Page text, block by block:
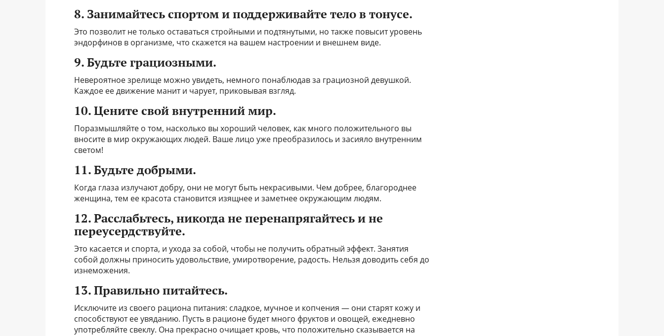
8. Занимайтесь спортом и поддерживайте тело в тонусе.
Это позволит не только оставаться стройными и подтянутыми, но также повысит уровень
эндорфинов в организме, что скажется на вашем настроении и внешнем виде.
9. Будьте грациозными.
Невероятное зрелище можно увидеть, немного понаблюдав за грациозной девушкой.
Каждое ее движение манит и чарует, приковывая взгляд.
10. Цените свой внутренний мир.
Поразмышляйте о том, насколько вы хороший человек, как много положительного вы
вносите в мир окружающих людей. Ваше лицо уже преобразилось и засияло внутренним
светом!
11. Будьте добрыми.
Когда глаза излучают добру, они не могут быть некрасивыми. Чем добрее, благороднее
женщина, тем ее красота становится изящнее и заметнее окружающим людям.
12. Расслабьтесь, никогда не перенапрягайтесь и не
переусердствуйте.
Это касается и спорта, и ухода за собой, чтобы не получить обратный эффект. Занятия
собой должны приносить удовольствие, умиротворение, радость. Нельзя доводить себя до
изнеможения.
13. Правильно питайтесь.
Исключите из своего рациона питания: сладкое, мучное и копчения — они старят кожу и
способствуют ее увяданию. Пусть в рационе будет много фруктов и овощей, ежедневно
употребляйте свеклу. Она прекрасно очищает кровь, что положительно сказывается на